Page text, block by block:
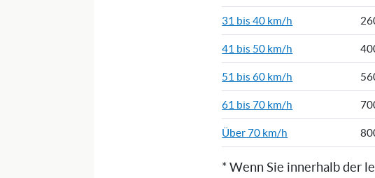
31 bis 40 km/h
41 bis 50 km/h
51 bis 60 km/h
61 bis 70 km/h
Über 70 km/h
* Wenn Sie innerhalb der